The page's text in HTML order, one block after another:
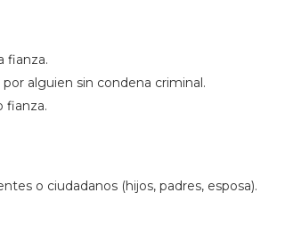
fianza.
alguien sin condena criminal.
fianza.
o ciudadanos (hijos, padres, esposa).